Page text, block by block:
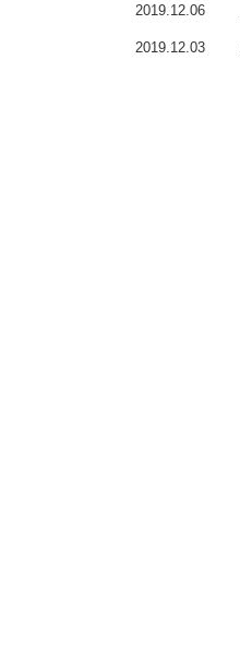
2019.12.06
2019.12.03